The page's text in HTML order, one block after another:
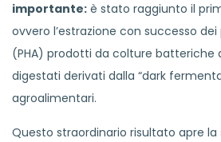
importante: è stato raggiunto il
ovvero l’estrazione con successo
(PHA) prodotti da colture batteriche
digestati derivati dalla “dark
agroalimentari.
Questo straordinario risultato apre